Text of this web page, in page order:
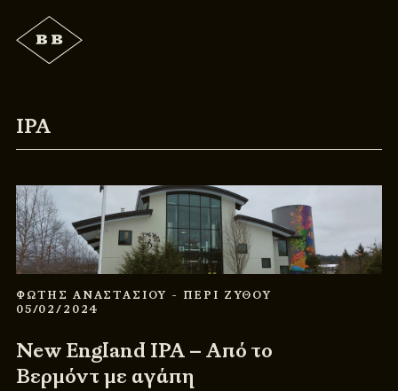
IPA
ΦΩΤΗΣ ΑΝΑΣΤΑΣΙΟΥ - ΠΕΡΙ ΖΥΘΟΥ
05/02/2024
New England IPA – Από το
Βερμόντ με αγάπη